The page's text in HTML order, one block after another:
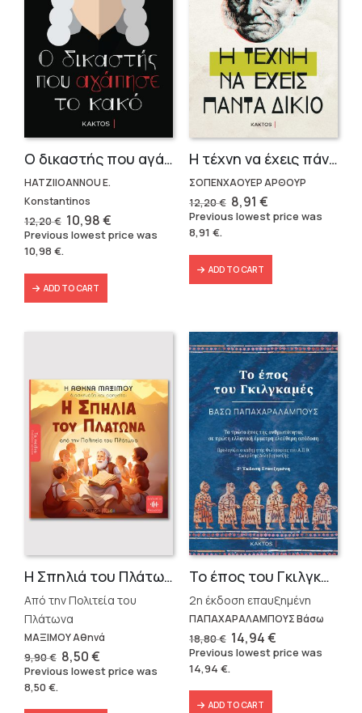
Ο δικαστής που αγάπησε το κακό
HATZIIOANNOU E.
Konstantinos
12,20€ Original
price
was:
10,98€Current
price
is:
Previous lowest price was
10,98 €.
ADD TO CART
Η τέχνη να έχεις πάντα δίκαιο
ΣΟΠΕΝΧΑΟΥΕΡ ΑΡΘΟΥΡ
12,20€ Original
price
was:
8,91 €Current
price
is:
Previous lowest price was
8,91 €.
ADD TO CART
Η Σπηλιά του Πλάτωνα
Από την Πολιτεία του
Πλάτωνα
ΜΑΞΙΜΟΥ Αθηνά
9,90€ Original
price
was:
8,50€Current
price
is:
Previous lowest price was
8,50€.
Το έπος του Γκιλγκαμές
2η έκδοση επαυξημένη
ΠΑΠΑΧΑΡΑΛΑΜΠΟΥΣ Βάσω
18,80€ Original
price
was:
18,80 €.
14,94€Current
price
is:
Previous lowest price was
14,94 €.
ADD TO CART